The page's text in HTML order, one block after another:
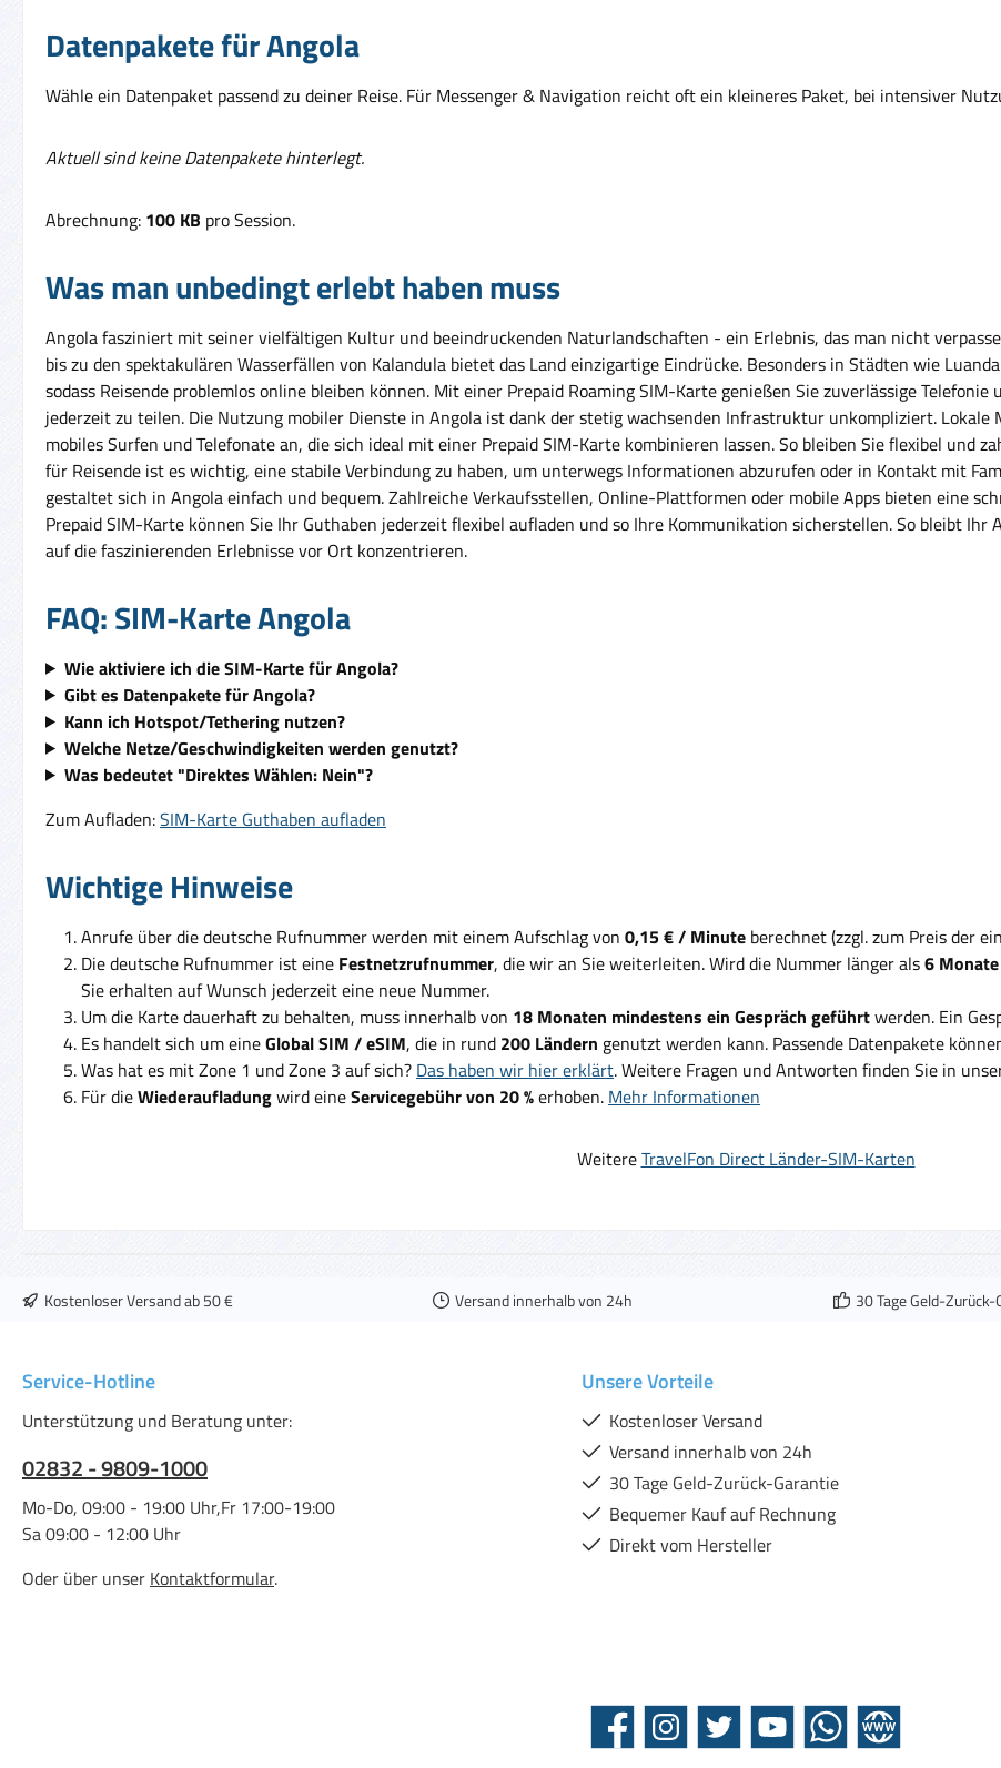
Datenpakete für Angola
Wähle ein Datenpaket passend zu deiner Reise. Für Messenger & Navigation reicht oft ein kleineres Paket, bei intensiver
Aktuell sind keine Datenpakete hinterlegt.
Abrechnung: 100 KB pro Session.
Was man unbedingt erlebt haben muss
Angola fasziniert mit seiner vielfältigen Kultur und beeindruckenden Naturlandschaften - ein Erlebnis, das man nicht
bis zu den spektakulären Wasserfällen von Kalandula bietet das Land einzigartige Eindrücke. Besonders in Städten wie
sodass Reisende problemlos online bleiben können. Mit einer Prepaid Roaming SIM-Karte genießen Sie zuverlässige
jederzeit zu teilen. Die Nutzung mobiler Dienste in Angola ist dank der stetig wachsenden Infrastruktur unkompliziert.
mobiles Surfen und Telefonate an, die sich ideal mit einer Prepaid SIM-Karte kombinieren lassen. So bleiben Sie flexibel und
für Reisende ist es wichtig, eine stabile Verbindung zu haben, um unterwegs Informationen abzurufen oder in Kontakt mit
gestaltet sich in Angola einfach und bequem. Zahlreiche Verkaufsstellen, Online-Plattformen oder mobile Apps bieten eine
Prepaid SIM-Karte können Sie Ihr Guthaben jederzeit flexibel aufladen und so Ihre Kommunikation sicherstellen. So bleibt
auf die faszinierenden Erlebnisse vor Ort konzentrieren.
FAQ: SIM-Karte Angola
Wie aktiviere ich die SIM-Karte für Angola?
Gibt es Datenpakete für Angola?
Kann ich Hotspot/Tethering nutzen?
Welche Netze/Geschwindigkeiten werden genutzt?
Was bedeutet "Direktes Wählen: Nein"?
Zum Aufladen:SIM-Karte Guthaben aufladen
Wichtige Hinweise
Anrufe über die deutsche Rufnummer werden mit einem Aufschlag von 0,15 € / Minute berechnet (zzgl. zum Preis der
Die deutsche Rufnummer ist eine Festnetzrufnummer, die wir an Sie weiterleiten. Wird die Nummer länger als6
Sie erhalten auf Wunsch jederzeit eine neue Nummer.
Um die Karte dauerhaft zu behalten, muss innerhalb von 18 Monaten mindestens ein Gespräch geführtwerden. Ein
Es handelt sich um eineGlobal SIM / eSIM, die in rund 200 Ländern genutzt werden kann. Passende Datenpakete
Was hat es mit Zone 1 und Zone 3 auf sich? Das haben wir hier erklärt. Weitere Fragen und Antworten finden Sie in
Für dieWiederaufladungwird eineServicegebühr von 20 %erhoben. Mehr Informationen
WeitereTravelFon Direct Länder-SIM-Karten
Kostenloser Versand ab 50 € Versand innerhalb von 24h 30 Tage Geld-
Service-Hotline
Unterstützung und Beratung unter:
02832 - 9809-1000
Mo-Do, 09:00 - 19:00 Uhr,Fr 17:00-19:00
Sa 09:00 - 12:00 Uhr
Oder über unser Kontaktformular.
Unsere Vorteile
Kostenloser Versand
Versand innerhalb von 24h
30 Tage Geld-Zurück-Garantie
Bequemer Kauf auf Rechnung
Direkt vom Hersteller
Facebook Instagram Twitter YouTube WhatsAppWebsite